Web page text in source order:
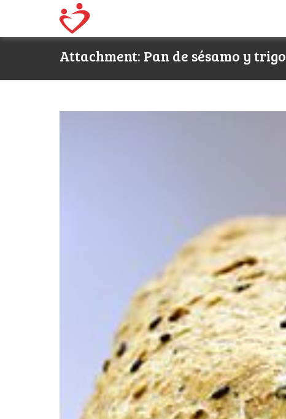
Attachment: Pan de sésamo y trigo